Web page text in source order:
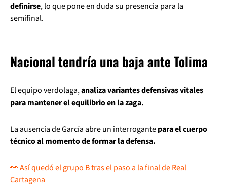
definirse, lo que pone en duda su presencia para la
semifinal.
Nacional tendría una baja ante Tolima
El equipo verdolaga,analiza variantes defensivas vitales
para mantener el equilibrio en la zaga.
La ausencia de García abre un interrogantepara el cuerpo
técnico al momento de formar la defensa.
👀 Así quedó el grupo B tras el paso a la final de Real
Cartagena